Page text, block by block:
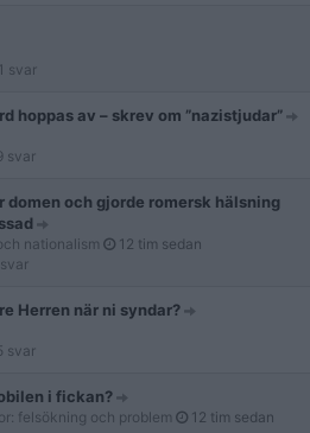
svar
hoppas av – skrev om ”nazistjudar”
svar
domen och gjorde romersk hälsning
nationalism
12 tim sedan
Herren när ni syndar?
svar
i fickan?
felsökning och problem
12 tim sedan